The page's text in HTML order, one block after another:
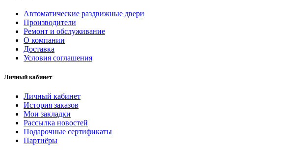
Автоматические раздвижные двери
Производители
Ремонт и обслуживание
О компании
Доставка
Условия соглашения
Личный кабинет
Личный кабинет
История заказов
Мои закладки
Рассылка новостей
Подарочные сертификаты
Партнёры